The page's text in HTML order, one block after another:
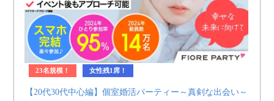
23名規模！ 女性残1席！
【20代30代中心編】個室婚活パーティー～真剣な出会い～